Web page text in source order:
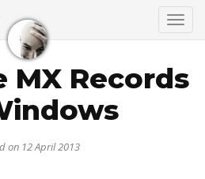
MX Records
on 12 April 2013